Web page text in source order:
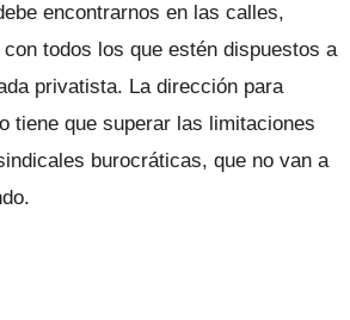
encontrarnos en las calles,
con todos los que estén dispuestos a
privatista. La dirección para
tiene que superar las limitaciones
burocráticas, que no van a